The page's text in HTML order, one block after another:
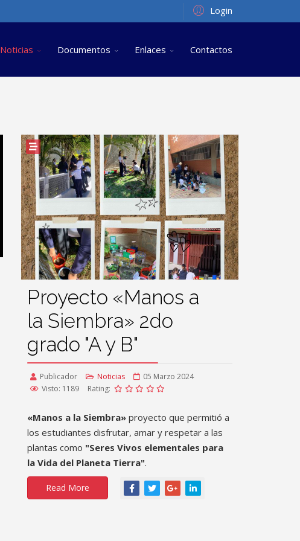
Login
Noticias Documentos Enlaces Contactos
Proyecto «Manos a
la Siembra» 2do
grado "A y B"
Publicador Noticias
05 Marzo 2024
Visto: 1189
Rating:
«Manos a la Siembra» proyecto que permitió a
los estudiantes disfrutar, amar y respetar a las
plantas como "Seres Vivos elementales para
la Vida del Planeta Tierra".
Read More